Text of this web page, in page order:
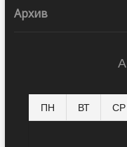
Архив
ПН ВТ СР